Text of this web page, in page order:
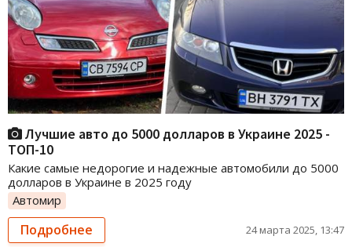
Лучшие авто до 5000 долларов в Украине 2025 -
ТОП-10
Какие самые недорогие и надежные автомобили до 5000
долларов в Украине в 2025 году
Автомир
Подробнее 24 марта 2025, 13:47